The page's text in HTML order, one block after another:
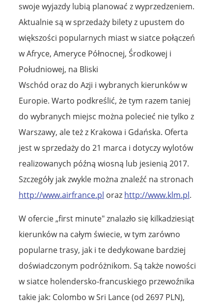
swoje wyjazdy lubią planować z wyprzedzeniem.
Aktualnie są w sprzedaży bilety z upustem do
większości popularnych miast w siatce połączeń
w Afryce, Ameryce Północnej, Środkowej i
Południowej, na Bliski
Wschód oraz do Azji i wybranych kierunków w
Europie. Warto podkreślić, że tym razem taniej
do wybranych miejsc można polecieć nie tylko z
Warszawy, ale też z Krakowa i Gdańska. Oferta
jest w sprzedaży do 21 marca i dotyczy wylotów
realizowanych późną wiosną lub jesienią 2017.
Szczegóły jak zwykle można znaleźć na stronach
http://www.airfrance.pl oraz http://www.klm.pl.
W ofercie „first minute" znalazło się kilkadziesiąt
kierunków na całym świecie, w tym zarówno
popularne trasy, jak i te dedykowane bardziej
doświadczonym podróżnikom. Są także nowości
w siatce holendersko-francuskiego przewoźnika
takie jak: Colombo w Sri Lance (od 2697 PLN),